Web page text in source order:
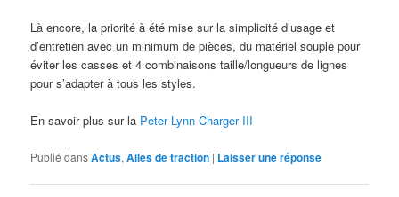
Là encore, la priorité à été mise sur la simplicité d’usage et
d’entretien avec un minimum de pièces, du matériel souple pour
éviter les casses et 4 combinaisons taille/longueurs de lignes
pour s’adapter à tous les styles.
En savoir plus sur la Peter Lynn Charger III
Publié dansActus,Ailes de traction | Laisser une réponse